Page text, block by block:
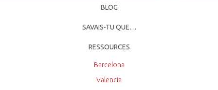
BLOG
SAVAIS-TU QUE…
RESSOURCES
Barcelona
Valencia